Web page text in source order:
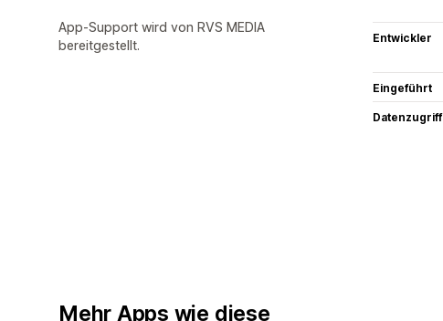
App-Support wird von RVS MEDIA
bereitgestellt.
Entwickler
Eingeführt
Datenzugriff
Mehr Apps wie diese